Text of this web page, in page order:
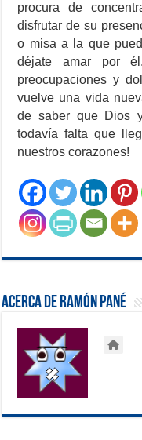
procura de
disfrutar de su
o misa a la que
déjate amar por
preocupaciones y
vuelve una vida
de saber que Dios
todavía falta que
nuestros corazones!
Acerca de Ramón Pané